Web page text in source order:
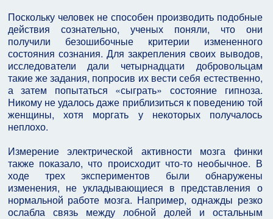
Поскольку человек не способен производить подобные
действия сознательно, ученых поняли, что они
получили безошибочные критерии измененного
состояния сознания. Для закрепления своих выводов,
исследователи дали четырнадцати добровольцам
такие же задания, попросив их вести себя естественно,
а затем попытаться «сыграть» состояние гипноза.
Никому не удалось даже приблизиться к поведению той
женщины, хотя моргать у некоторых получалось
неплохо.
Измерение электрической активности мозга финки
также показало, что происходит что-то необычное. В
ходе трех экспериментов были обнаружены
изменения, не укладывающиеся в представления о
нормальной работе мозга. Например, однажды резко
ослабла связь между лобной долей и остальным